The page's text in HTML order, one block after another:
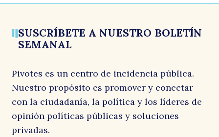
SUSCRÍBETE A NUESTRO BOLETÍN
SEMANAL
Pivotes es un centro de incidencia pública.
Nuestro propósito es promover y conectar
con la ciudadanía, la política y los líderes de
opinión políticas públicas y soluciones
privadas.